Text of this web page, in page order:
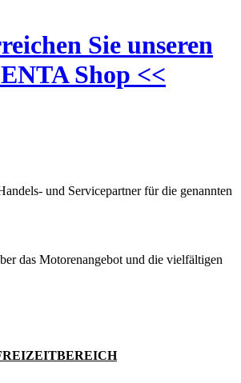
Sie unseren
Shop <<
und Servicepartner für die genannten
das Motorenangebot und die vielfältigen